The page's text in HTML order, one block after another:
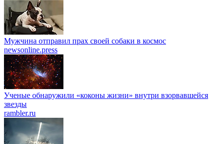
Мужчина отправил прах своей собаки в космос
newsonline.press
Ученые обнаружили «коконы жизни» внутри взорвавшейся
звезды
rambler.ru